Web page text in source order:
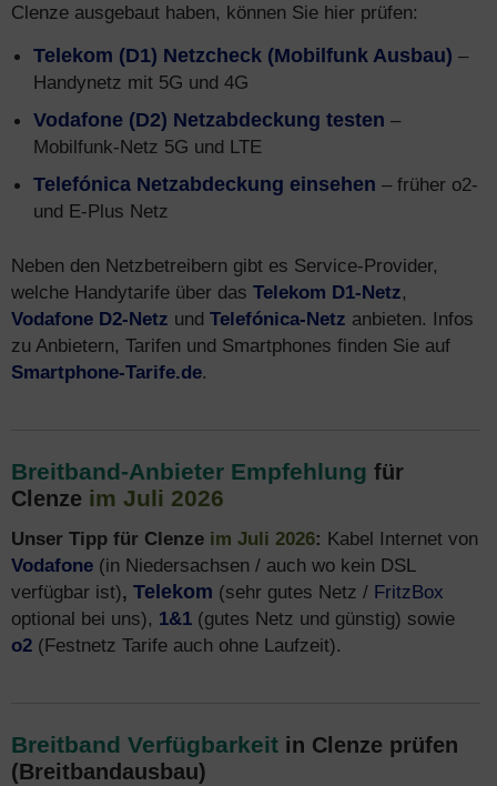
Clenze ausgebaut haben, können Sie hier prüfen:
Telekom (D1) Netzcheck (Mobilfunk Ausbau) –
Handynetz mit 5G und 4G
Vodafone (D2) Netzabdeckung testen –
Mobilfunk-Netz 5G und LTE
Telefónica Netzabdeckung einsehen – früher o2-
und E-Plus Netz
Neben den Netzbetreibern gibt es Service-Provider,
welche Handytarife über das Telekom D1-Netz,
Vodafone D2-Netz und Telefónica-Netz anbieten. Infos
zu Anbietern, Tarifen und Smartphones finden Sie auf
Smartphone-Tarife.de.
Breitband-Anbieter Empfehlung für
Clenze im Juli 2026
Unser Tipp für Clenze im Juli 2026: Kabel Internet von
Vodafone (in Niedersachsen / auch wo kein DSL
verfügbar ist), Telekom (sehr gutes Netz / FritzBox
optional bei uns), 1&1 (gutes Netz und günstig) sowie
o2 (Festnetz Tarife auch ohne Laufzeit).
Breitband Verfügbarkeit in Clenze prüfen
(Breitbandausbau)